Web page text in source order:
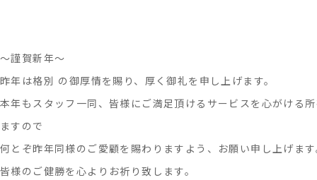
～謹賀新年～
昨年は格別 の御厚情を賜り、厚く御礼を申し上げます。
本年もスタッフ一同、皆様にご満足頂けるサービスを心がける
ますので
何とぞ昨年同様のご愛顧を賜わりますよう、お願い申し上げま
皆様のご健勝を心よりお祈り致します。